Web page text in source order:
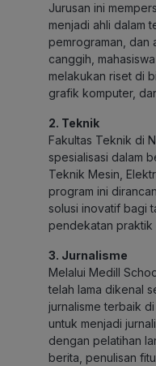
Jurusan ini
menjadi ahli dalam
pemrograman, dan
canggih,
melakukan riset di
grafik komputer,
2. Teknik
Fakultas Teknik di
spesialisasi dalam
Teknik Mesin,
program ini
solusi inovatif bagi
pendekatan praktik
3. Jurnalisme
Melalui Medill
telah lama dikenal
jurnalisme terbaik
untuk menjadi
dengan pelatihan
berita, penulisan